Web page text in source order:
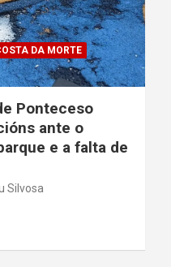
DA MORTE
Ponteceso
ante o
e a falta de
Silvosa